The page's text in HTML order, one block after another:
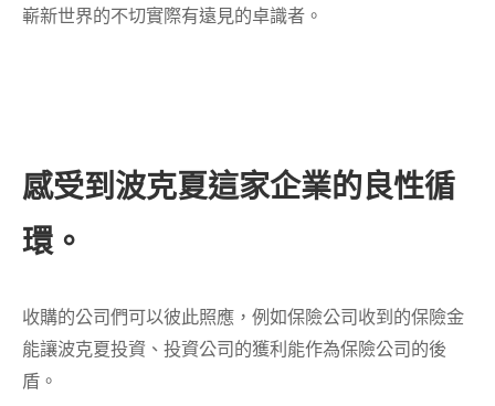
嶄新世界的不切實際有遠見的卓識者。
感受到波克夏這家企業的良性循
環。
收購的公司們可以彼此照應，例如保險公司收到的保險金
能讓波克夏投資、投資公司的獲利能作為保險公司的後
盾。